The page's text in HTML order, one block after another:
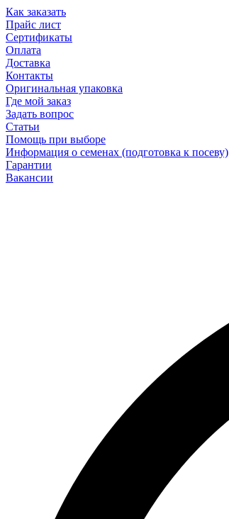
Как заказать
Прайс лист
Сертификаты
Оплата
Доставка
Контакты
Оригинальная упаковка
Где мой заказ
Задать вопрос
Статьи
Помощь при выборе
Информация о семенах (подготовка к посеву)
Гарантии
Вакансии